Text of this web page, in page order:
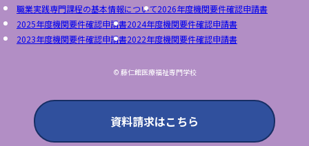
資料請求はこちら
職業実践専門課程の基本情報について2026年度機関要件確認申請書
2025年度機関要件確認申請書2024年度機関要件確認申請書
2023年度機関要件確認申請書2022年度機関要件確認申請書
© 藤仁館医療福祉専門学校